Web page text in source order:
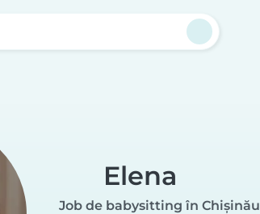
Elena
Job de babysitting în Chișinău